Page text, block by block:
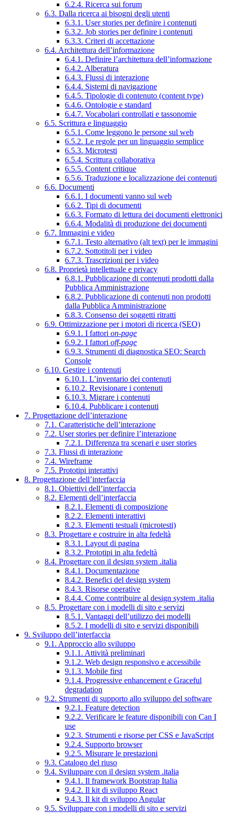
6.2.4. Ricerca sui forum
6.3. Dalla ricerca ai bisogni degli utenti
6.3.1. User stories per definire i contenuti
6.3.2. Job stories per definire i contenuti
6.3.3. Criteri di accettazione
6.4. Architettura dell’informazione
6.4.1. Definire l’architettura dell’informazione
6.4.2. Alberatura
6.4.3. Flussi di interazione
6.4.4. Sistemi di navigazione
6.4.5. Tipologie di contenuto (content type)
6.4.6. Ontologie e standard
6.4.7. Vocabolari controllati e tassonomie
6.5. Scrittura e linguaggio
6.5.1. Come leggono le persone sul web
6.5.2. Le regole per un linguaggio semplice
6.5.3. Microtesti
6.5.4. Scrittura collaborativa
6.5.5. Content critique
6.5.6. Traduzione e localizzazione dei contenuti
6.6. Documenti
6.6.1. I documenti vanno sul web
6.6.2. Tipi di documenti
6.6.3. Formato di lettura dei documenti elettronici
6.6.4. Modalità di produzione dei documenti
6.7. Immagini e video
6.7.1. Testo alternativo (alt text) per le immagini
6.7.2. Sottotitoli per i video
6.7.3. Trascrizioni per i video
6.8. Proprietà intellettuale e privacy
6.8.1. Pubblicazione di contenuti prodotti dalla
Pubblica Amministrazione
6.8.2. Pubblicazione di contenuti non prodotti
dalla Pubblica Amministrazione
6.8.3. Consenso dei soggetti ritratti
6.9. Ottimizzazione per i motori di ricerca (SEO)
6.9.1. I fattori on-page
6.9.2. I fattori off-page
6.9.3. Strumenti di diagnostica SEO: Search
Console
6.10. Gestire i contenuti
6.10.1. L’inventario dei contenuti
6.10.2. Revisionare i contenuti
6.10.3. Migrare i contenuti
6.10.4. Pubblicare i contenuti
7. Progettazione dell’interazione
7.1. Caratteristiche dell’interazione
7.2. User stories per definire l’interazione
7.2.1. Differenza tra scenari e user stories
7.3. Flussi di interazione
7.4. Wireframe
7.5. Prototipi interattivi
8. Progettazione dell’interfaccia
8.1. Obiettivi dell’interfaccia
8.2. Elementi dell’interfaccia
8.2.1. Elementi di composizione
8.2.2. Elementi interattivi
8.2.3. Elementi testuali (microtesti)
8.3. Progettare e costruire in alta fedeltà
8.3.1. Layout di pagina
8.3.2. Prototipi in alta fedeltà
8.4. Progettare con il design system .italia
8.4.1. Documentazione
8.4.2. Benefici del design system
8.4.3. Risorse operative
8.4.4. Come contribuire al design system .italia
8.5. Progettare con i modelli di sito e servizi
8.5.1. Vantaggi dell’utilizzo dei modelli
8.5.2. I modelli di sito e servizi disponibili
9. Sviluppo dell’interfaccia
9.1. Approccio allo sviluppo
9.1.1. Attività preliminari
9.1.2. Web design responsivo e accessibile
9.1.3. Mobile first
9.1.4. Progressive enhancement e Graceful
degradation
9.2. Strumenti di supporto allo sviluppo del software
9.2.1. Feature detection
9.2.2. Verificare le feature disponibili con Can I
use
9.2.3. Strumenti e risorse per CSS e JavaScript
9.2.4. Supporto browser
9.2.5. Misurare le prestazioni
9.3. Catalogo del riuso
9.4. Sviluppare con il design system .italia
9.4.1. Il framework Bootstrap Italia
9.4.2. Il kit di sviluppo React
9.4.3. Il kit di sviluppo Angular
9.5. Sviluppare con i modelli di sito e servizi